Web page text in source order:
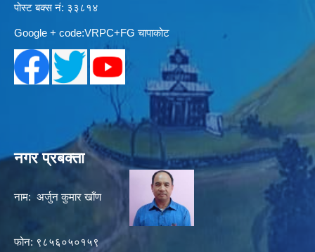
पोस्ट बक्स नं: ३३८१४
Google + code:VRPC+FG चापाकोट
नगर प्रबक्ता
नाम: अर्जुन कुमार खाँण
फोन: ९८५६०५०१५९